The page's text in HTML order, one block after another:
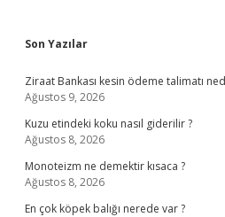
Sidebar
Son Yazılar
Ziraat Bankası kesin ödeme talimatı
Ağustos 9, 2026
Kuzu etindeki koku nasıl giderilir ?
Ağustos 8, 2026
Monoteizm ne demektir kısaca ?
Ağustos 8, 2026
En çok köpek balığı nerede var ?